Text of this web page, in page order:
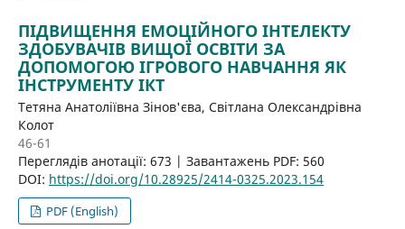
ПІДВИЩЕННЯ ЕМОЦІЙНОГО ІНТЕЛЕКТУ
ЗДОБУВАЧІВ ВИЩОЇ ОСВІТИ ЗА
ДОПОМОГОЮ ІГРОВОГО НАВЧАННЯ ЯК
ІНСТРУМЕНТУ ІКТ
Тетяна Анатоліївна Зінов'єва, Світлана Олександрівна
Колот
46-61
Переглядів анотації: 673 | Завантажень PDF: 560
DOI: https://doi.org/10.28925/2414-0325.2023.154
PDF (English)